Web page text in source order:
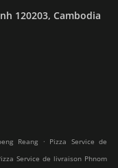
120203, Cambodia
Reang . Pizza Service de
Service de livraison Phnom